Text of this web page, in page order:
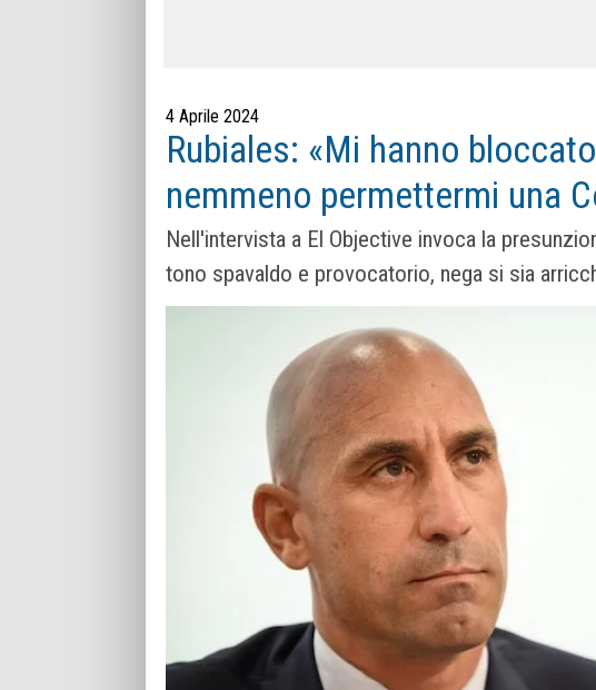
4 Aprile 2024
Rubiales: «Mi hanno
nemmeno permettermi una
Nell'intervista a El Objective invoca la
tono spavaldo e provocatorio, nega si sia